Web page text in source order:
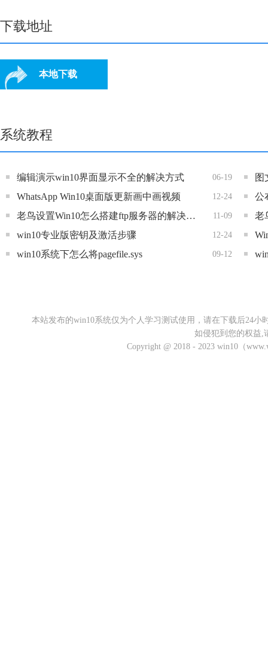
下载地址
本地下载
系统教程
06-19
编辑演示win10界面显示不全的解决方式
12-24
WhatsApp Win10桌面版更新画中画视频 公
11-09
老鸟设置Win10怎么搭建ftp服务器的解决举措
12-24
win10专业版密钥及激活步骤
09-12
win10系统下怎么将pagefile.sys
本站发布的win10系统仅为个人学习测试使用，请在下载后24
如侵犯到您的权益,
Copyright @ 2018 - 2023 win10（